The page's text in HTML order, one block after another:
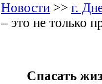
Новости >> г.
– это не только
Спасать